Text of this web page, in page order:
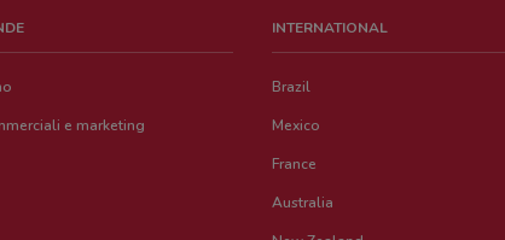
e marketing
INTERNATIONAL
Brazil
Mexico
France
Australia